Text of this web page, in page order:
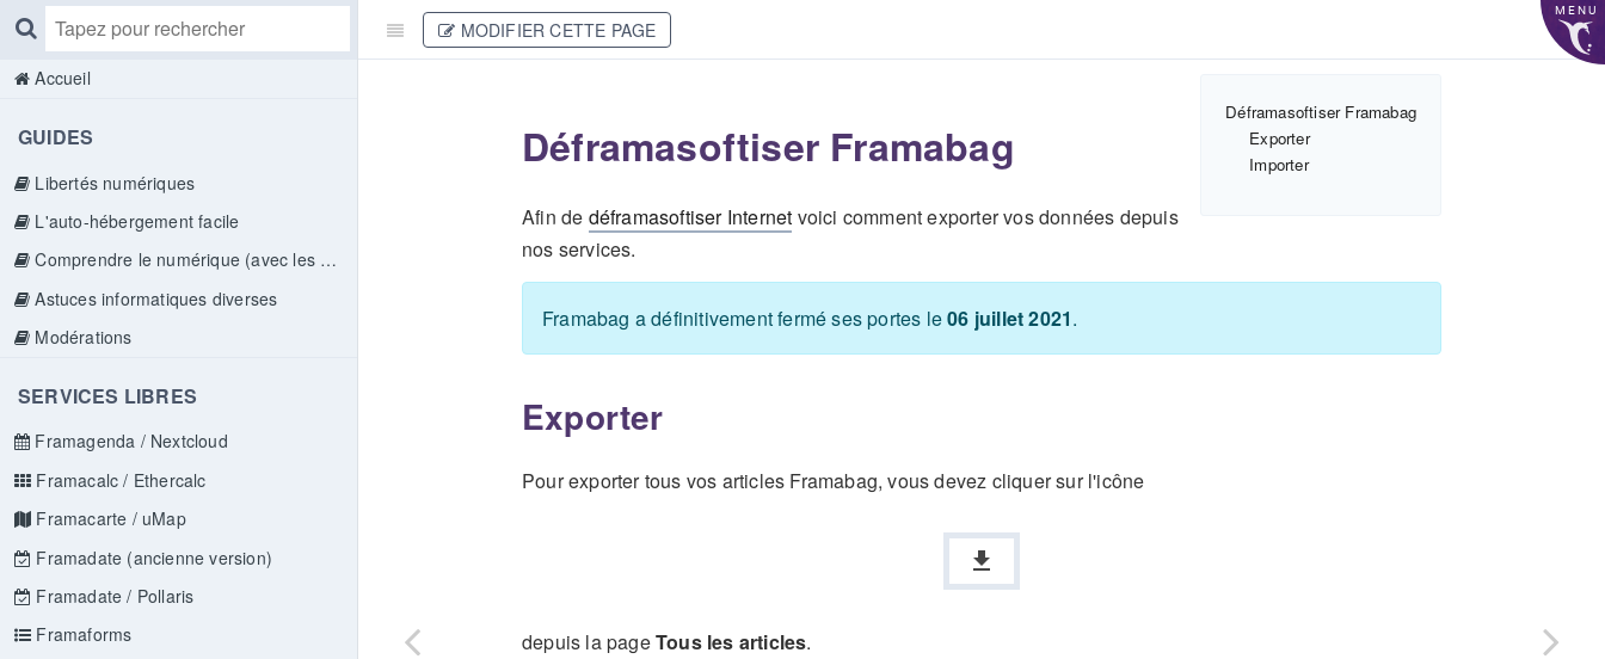
MENU
Accueil
GUIDES
Libertés numériques
L'auto-hébergement facile
Comprendre le numérique (avec les doigts)
Astuces informatiques diverses
Modérations
SERVICES LIBRES
Framagenda / Nextcloud
Framacalc / Ethercalc
Framacarte / uMap
Framadate (ancienne version)
Framadate / Pollaris
Framaforms
MODIFIER CETTE PAGE
Déframasoftiser Framabag
Exporter
Importer
Déframasoftiser Framabag
Afin de déframasoftiser Internet voici comment exporter vos données depuis
nos services.
Framabag a définitivement fermé ses portes le06 juillet 2021.
Exporter
Pour exporter tous vos articles Framabag, vous devez cliquer sur l'icône
depuis la pageTous les articles.